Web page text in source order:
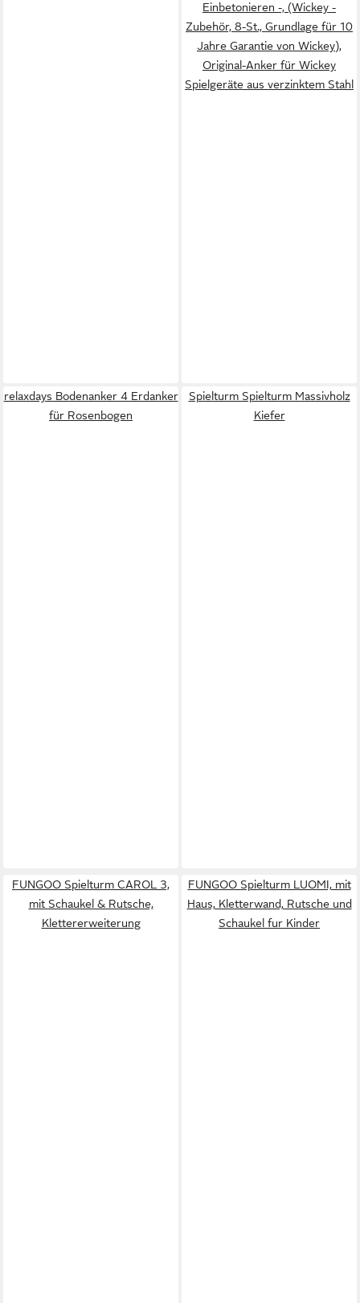
Einbetonieren -, (Wickey -
Zubehör, 8-St., Grundlage für 10
Jahre Garantie von Wickey),
Original-Anker für Wickey
Spielgeräte aus verzinktem Stahl
relaxdays Bodenanker 4 Erdanker
für Rosenbogen
Spielturm Spielturm Massivholz
Kiefer
FUNGOO Spielturm CAROL 3,
mit Schaukel & Rutsche,
Klettererweiterung
FUNGOO Spielturm LUOMI, mit
Haus, Kletterwand, Rutsche und
Schaukel fur Kinder